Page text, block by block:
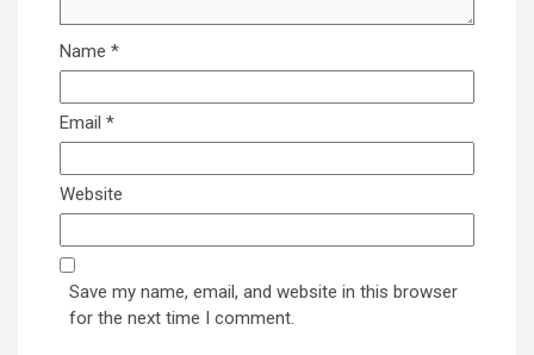
Name *
Email *
Website
Save my name, email, and website in this browser
for the next time I comment.